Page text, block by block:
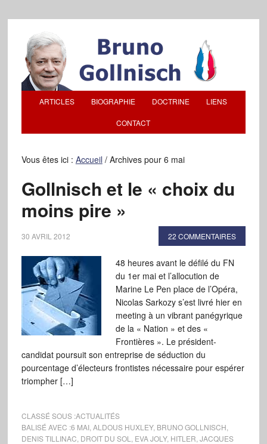
ARTICLES BIOGRAPHIE DOCTRINE LIENS
CONTACT
Vous êtes ici : Accueil /Archives pour 6 mai
Gollnisch et le « choix du
moins pire »
30 AVRIL 2012 22 COMMENTAIRES
48 heures avant le défilé du FN
du 1er mai et l’allocution de
Marine Le Pen place de l’Opéra,
Nicolas Sarkozy s’est livré hier en
meeting à un vibrant panégyrique
de la « Nation » et des «
Frontières ». Le président-
candidat poursuit son entreprise de séduction du
pourcentage d’électeurs frontistes nécessaire pour espérer
triompher […]
CLASSÉ SOUS :ACTUALITÉS
BALISÉ AVEC :6 MAI, ALDOUS HUXLEY, BRUNO GOLLNISCH
DENIS TILLINAC DROIT DU SOL EVA JOLY, HITLER JACQUES